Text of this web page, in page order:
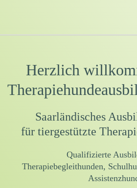
Herzlich
Saarländisches
für tiergestützte
Qualifizierte
Therapiebegleithunden,